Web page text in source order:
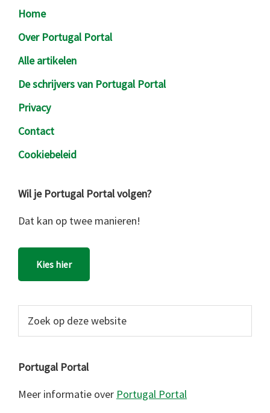
Footer
Home
Over Portugal Portal
Alle artikelen
De schrijvers van Portugal Portal
Privacy
Contact
Cookiebeleid
Wil je Portugal Portal volgen?
Dat kan op twee manieren!
Kies hier
website
Portugal Portal
Meer informatie over Portugal Portal